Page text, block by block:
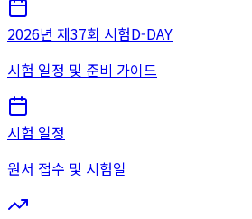
2026년 제37회 시험D-DAY
시험 일정 및 준비 가이드
시험 일정
원서 접수 및 시험일